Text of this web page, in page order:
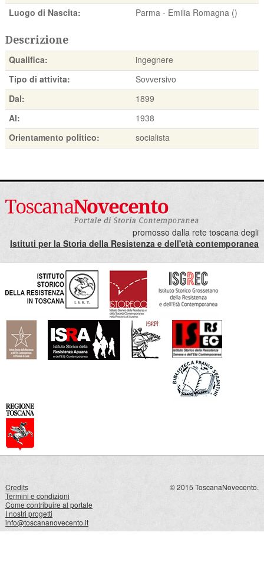
Luogo di Nascita:
Parma - Emilia Romagna ()
Descrizione
Qualifica:
ingegnere
Tipo di attivita:
Sovversivo
Dal:
1899
Al:
1938
Orientamento politico:
socialista
promosso dalla rete toscana degli
Istituti per la Storia della Resistenza e dell'età contemporanea
Credits
Termini e condizioni
Come contribuire al portale
I nostri progetti
info@toscananovecento.it
© 2015 ToscanaNovecento.